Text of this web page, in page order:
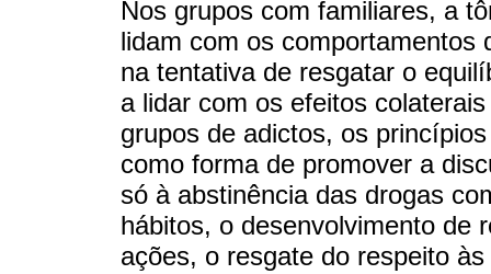
Nos grupos com familiares, a
lidam com os comportamentos
na tentativa de resgatar o
a lidar com os efeitos
grupos de adictos, os
como forma de promover a
só à abstinência das drogas
hábitos, o desenvolvimento de
ações, o resgate do respeito